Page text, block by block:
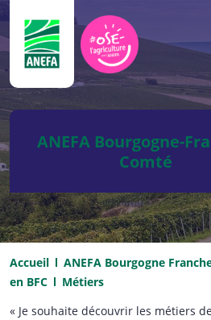
ANEFA Bourgogne-
Comté
Accueil ANEFA Bourgogne
en BFC
Métiers
« Je souhaite découvrir les métiers